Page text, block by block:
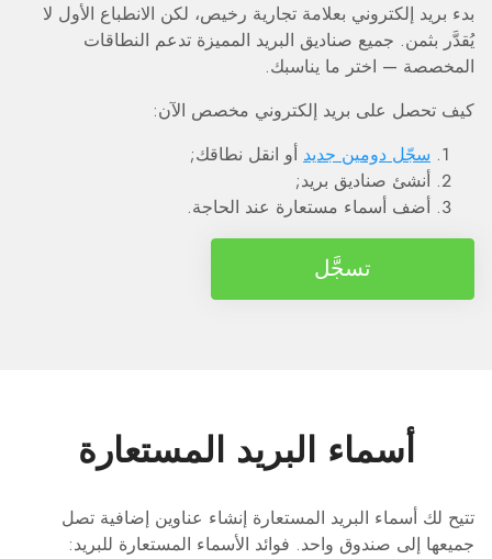
بدء بريد إلكتروني بعلامة تجارية رخيص، لكن الانطباع الأول لا
يُقدَّر بثمن. جميع صناديق البريد المميزة تدعم النطاقات
المخصصة — اختر ما يناسبك.
كيف تحصل على بريد إلكتروني مخصص الآن:
سجّل دومين جديد أو انقل نطاقك;
أنشئ صناديق بريد;
أضف أسماء مستعارة عند الحاجة.
تسجَّل
أسماء البريد المستعارة
تتيح لك أسماء البريد المستعارة إنشاء عناوين إضافية تصل
جميعها إلى صندوق واحد. فوائد الأسماء المستعارة للبريد: